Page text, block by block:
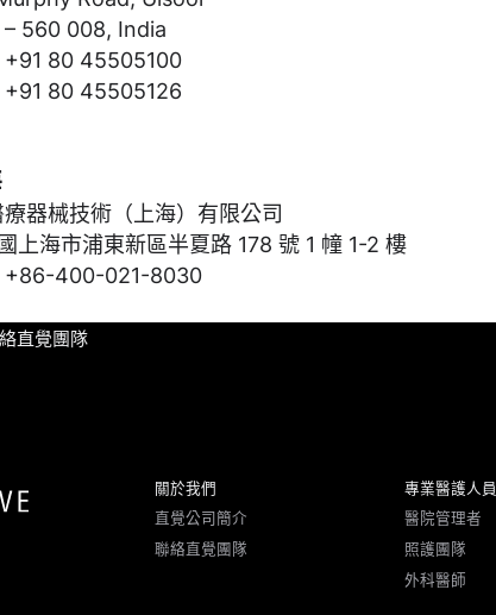
560 008, India
+91 80 45505100
+91 80 45505126
器械技術（上海）有限公司
上海市浦東新區半夏路 178 號 1 幢 1-2 樓
+86-400-021-8030
直覺團隊
關於我們
直覺公司簡介
聯絡直覺團隊
專業醫護人員
醫院管理者
照護團隊
外科醫師